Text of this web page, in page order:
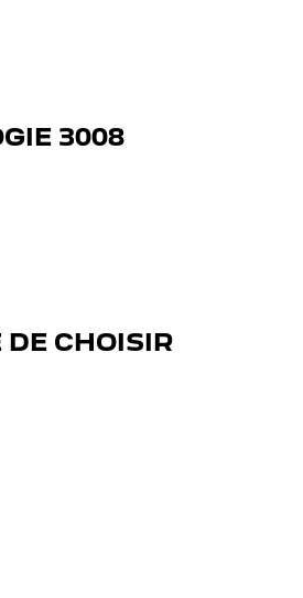
3008
DE CHOISIR